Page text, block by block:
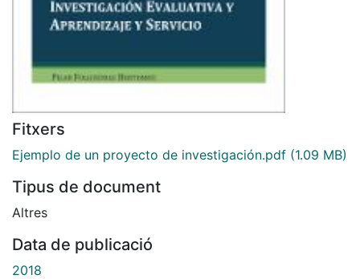
Fitxers
Ejemplo de un proyecto de investigación.pdf (1.09 MB)
Tipus de document
Altres
Data de publicació
2018